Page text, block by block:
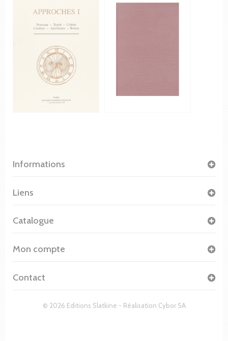
Informations
© 2026 Editions Slatkine - Réalisation Cybor SA
Liens
Catalogue
Mon compte
Contact